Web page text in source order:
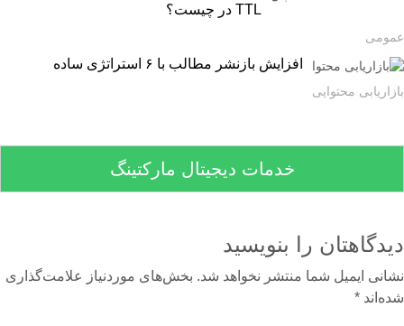
TTL در چیست؟
افزایش بازنشر مطالب با ۶ استراتژی ساده
محتوایی
خدمات دیجیتال مارکتینگ
را بنویسید
ایمیل شما منتشر نخواهد شد. بخش‌های موردنیاز علامت‌گذاری
*